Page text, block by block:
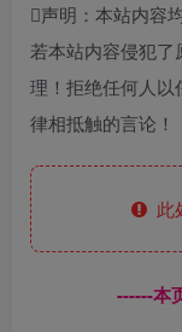
声明：本站内容
若本站内容侵犯
理！拒绝任何人以
律相抵触的言论！
此
------本